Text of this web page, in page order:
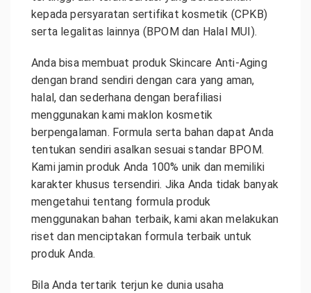
kepada persyaratan sertifikat kosmetik (CPKB)
serta legalitas lainnya (BPOM dan Halal MUI).
Anda bisa membuat produk Skincare Anti-Aging
dengan brand sendiri dengan cara yang aman,
halal, dan sederhana dengan berafiliasi
menggunakan kami maklon kosmetik
berpengalaman. Formula serta bahan dapat Anda
tentukan sendiri asalkan sesuai standar BPOM.
Kami jamin produk Anda 100% unik dan memiliki
karakter khusus tersendiri. Jika Anda tidak banyak
mengetahui tentang formula produk
menggunakan bahan terbaik, kami akan melakukan
riset dan menciptakan formula terbaik untuk
produk Anda.
Bila Anda tertarik terjun ke dunia usaha